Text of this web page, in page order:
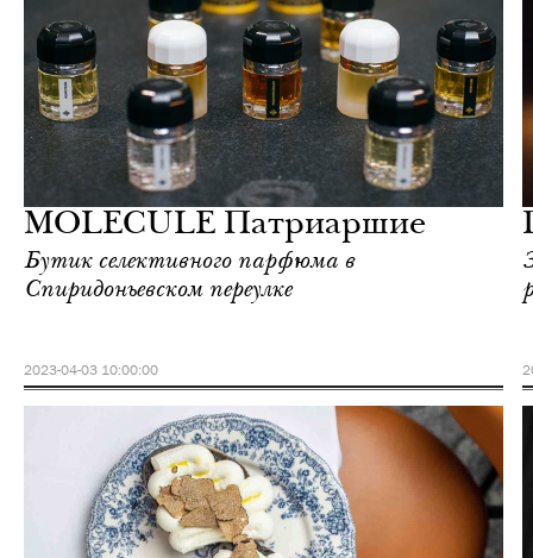
MOLECULE Патриаршие
Бутик селективного парфюма в
Спиридоньевском переулке
2023-04-03 10:00:00